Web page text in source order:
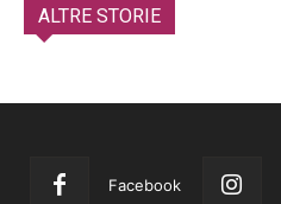
ALTRE STORIE
Facebook